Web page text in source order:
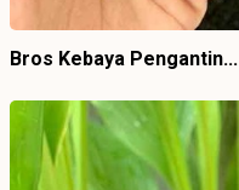
Bros Kebaya Pengantin...